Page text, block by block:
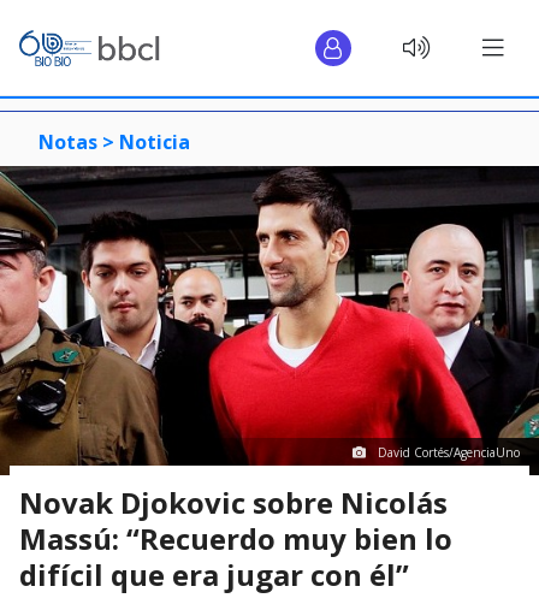
Notas > Noticia
David Cortés/AgenciaUno
Novak Djokovic sobre Nicolás
Massú: “Recuerdo muy bien lo
difícil que era jugar con él”